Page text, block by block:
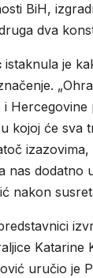
BiH,
dva
istaknula je
Hercegovine
kojoj će sva
nas dodatno
nakon
Katarine
uručio je